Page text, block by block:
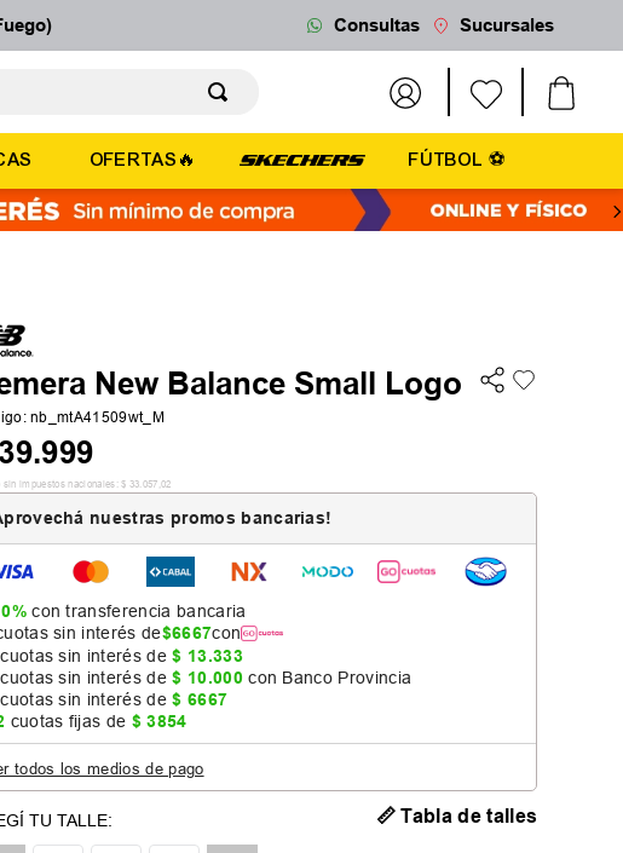
Consultas Sucursales
OFERTAS🔥 FÚTBOL ⚽
New Balance Small Logo
:nb_mtA41509wt_M
39.999
sin impuestos nacionales: $ 33.057 ,02
nuestras promos bancarias!
con transferencia bancaria
sin interés de$6667con
sin interés de$ 13.333
sin interés de$ 10.000 con Banco Provincia
sin interés de$ 6667
cuotas fijas de $ 3854
todos los medios de pago
📏 Tabla de talles